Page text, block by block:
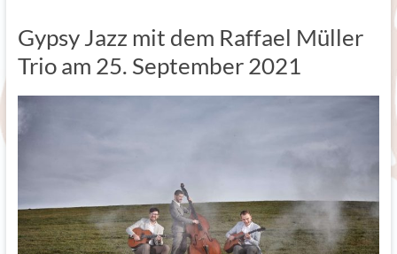
Gypsy Jazz mit dem Raffael Müller
Trio am 25. September 2021